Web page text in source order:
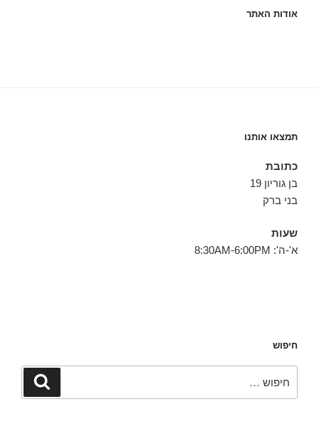
אודות האתר
תמצאו אותנו
כתובת
בן גוריון 19
בני ברק
שעות
א'-ה': 8:30AM-6:00PM
חיפוש
חיפוש